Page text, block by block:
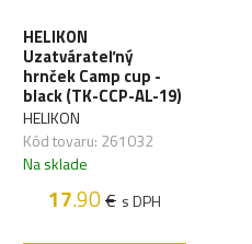
HELIKON
Uzatvárateľný
hrnček Camp cup -
black (TK-CCP-AL-19)
HELIKON
Kód tovaru: 261032
Na sklade
17.90€ s DPH